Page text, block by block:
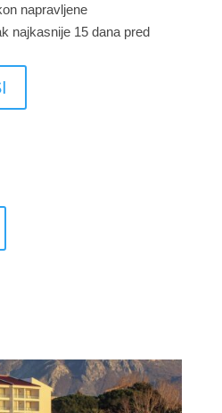
napravljene
najkasnije 15 dana pred